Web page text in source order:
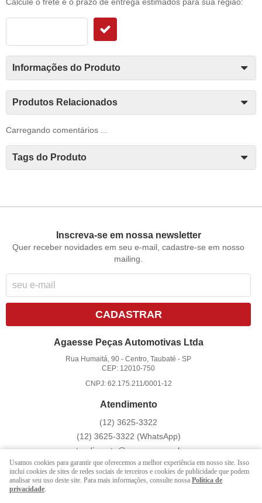
Informações do Produto
Produtos Relacionados
Carregando comentários ...
Tags do Produto
Inscreva-se em nossa newsletter
Quer receber novidades em seu e-mail, cadastre-se em nosso
mailing.
CADASTRAR
Agaesse Peças Automotivas Ltda
Rua Humaitá, 90 -Centro, Taubaté -SP
CEP: 12010-750
CNPJ: 62.175.211/0001-12
Atendimento
(12) 3625-3322
(12) 3625-3322 (WhatsApp)
atendimento@agaesse.com.br
LOJA VIRTUAL CRIADA POR
Usamos cookies para garantir que oferecemos a melhor experiência em nosso site. Isso
inclui cookies de sites de redes sociais de terceiros e cookies de publicidade que podem
analisar seu uso deste site. Para mais informações, consulte nossa Política de
privacidade.